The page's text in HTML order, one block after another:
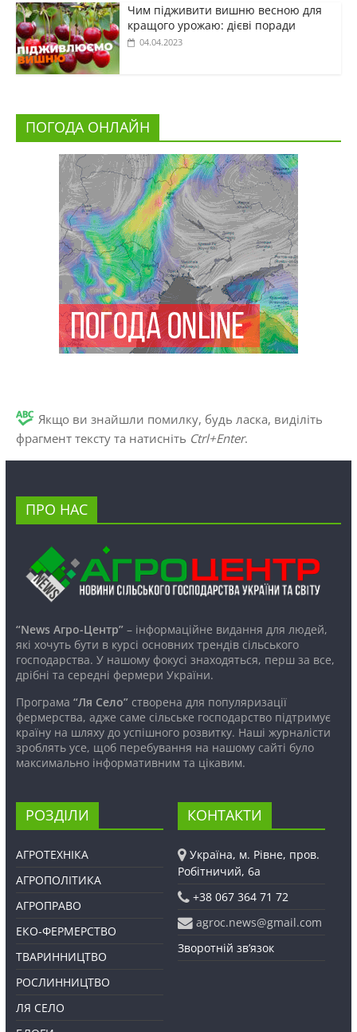
Чим підживити вишню весною для
кращого урожаю: дієві поради
04.04.2023
ПОГОДА ОНЛАЙН
Якщо ви знайшли помилку, будь ласка, виділіть
фрагмент тексту та натисніть Ctrl+Enter.
ПРО НАС
“News Агро-Центр”– інформаційне видання для людей,
які хочуть бути в курсі основних трендів сільського
господарства. У нашому фокусі знаходяться, перш за все,
дрібні та середні фермери України.
Програма “Ля Село”створена для популяризації
фермерства, адже саме сільське господарство підтримує
країну на шляху до успішного розвитку. Наші журналісти
зроблять усе, щоб перебування на нашому сайті було
максимально інформативним та цікавим.
РОЗДІЛИ
АГРОТЕХНІКА
АГРОПОЛІТИКА
АГРОПРАВО
ЕКО-ФЕРМЕРСТВО
ТВАРИННИЦТВО
РОСЛИННИЦТВО
ЛЯ СЕЛО
КОНТАКТИ
Україна, м. Рівне, пров.
Робітничий, 6а
+38 067 364 71 72
agroc.news@gmail.com
Зворотній зв’язок